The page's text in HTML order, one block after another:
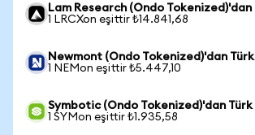
Lam Research (Ondo Tokenized)'dan
1 LRCXon eşittir ₺14.841,68
Newmont (Ondo Tokenized)'dan Türk
1 NEMon eşittir ₺5.447,10
Symbotic (Ondo Tokenized)'dan Türk
1 SYMon eşittir ₺1.935,58